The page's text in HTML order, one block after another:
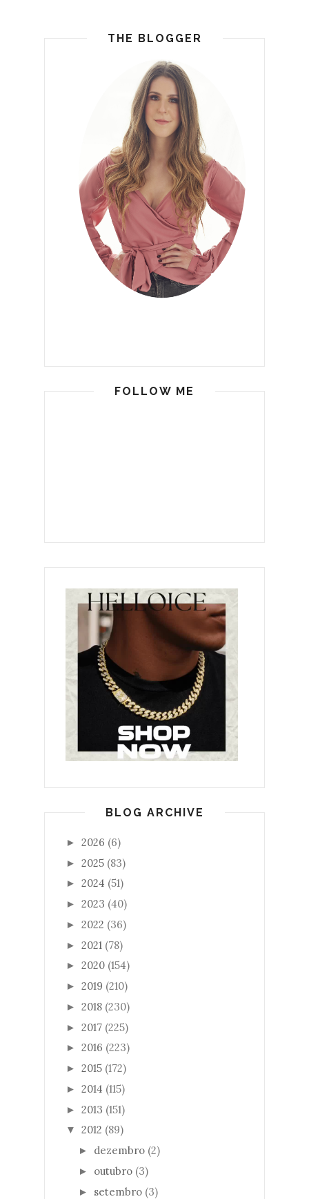
THE BLOGGER
FOLLOW ME
BLOG ARCHIVE
► 2026 (6)
► 2025 (83)
► 2024 (51)
► 2023 (40)
► 2022 (36)
► 2021 (78)
► 2020 (154)
► 2019 (210)
► 2018 (230)
► 2017 (225)
► 2016 (223)
► 2015 (172)
► 2014 (115)
► 2013 (151)
▼ 2012 (89)
► dezembro (2)
► outubro (3)
► setembro (3)